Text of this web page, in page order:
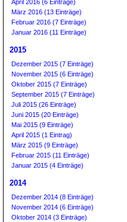
April 2016 (6 Einträge)
März 2016 (13 Einträge)
Februar 2016 (7 Einträge)
Januar 2016 (11 Einträge)
2015
Dezember 2015 (7 Einträge)
November 2015 (6 Einträge)
Oktober 2015 (7 Einträge)
September 2015 (7 Einträge)
Juli 2015 (26 Einträge)
Juni 2015 (20 Einträge)
Mai 2015 (9 Einträge)
April 2015 (1 Eintrag)
März 2015 (9 Einträge)
Februar 2015 (11 Einträge)
Januar 2015 (4 Einträge)
2014
Dezember 2014 (8 Einträge)
November 2014 (6 Einträge)
Oktober 2014 (3 Einträge)